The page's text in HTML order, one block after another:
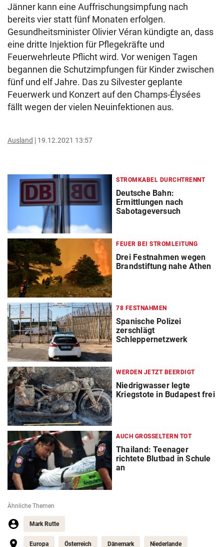
Jänner kann eine Auffrischungsimpfung nach
bereits vier statt fünf Monaten erfolgen.
Gesundheitsminister Olivier Véran kündigte an, dass
eine dritte Injektion für Pflegekräfte und
Feuerwehrleute Pflicht wird. Vor wenigen Tagen
begannen die Schutzimpfungen für Kinder zwischen
fünf und elf Jahre. Das zu Silvester geplante
Feuerwerk und Konzert auf den Champs-Élysées
fällt wegen der vielen Neuinfektionen aus.
Ausland 19.12.2021 13:57
STROMKABEL DURCHTRENNT
Deutsche Bahn:
Ermittlungen nach
Sabotageversuch
FEUER BEI STROMLEITUNG
Drei Festnahmen wegen
Brandstiftung nahe Athen
78 FESTNAHMEN
Spanische Polizei
zerschlägt
Schleppernetzwerk
WERDEN JETZT BEERDIGT
Niedrigwasser legte
Kriegstote in Budapest frei
AUCH GROSSELTERN TOT
Thailand: Teenager
richtete Blutbad in Schule
an
Ähnliche Themen
Mark Rutte
Europa Österreich Dänemark Niederlande